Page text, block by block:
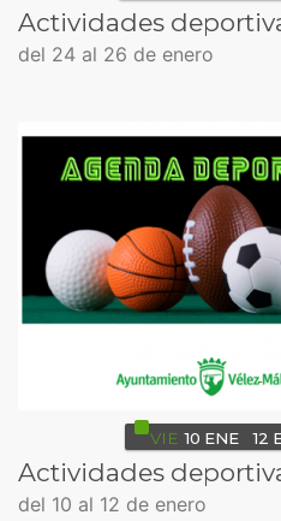
Actividades
del 24 al 26 de enero
VIE 10 ENE 12
Actividades
del 10 al 12 de enero